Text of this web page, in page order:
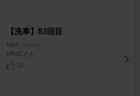
【洗車】83回目
MINI [F55/56]
MINICさん
10